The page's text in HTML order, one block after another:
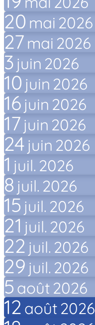
20 mai 2026
27 mai 2026
3 juin 2026
10 juin 2026
16 juin 2026
17 juin 2026
24 juin 2026
1 juil. 2026
8 juil. 2026
15 juil. 2026
21 juil. 2026
22 juil. 2026
29 juil. 2026
5 août 2026
12 août 2026